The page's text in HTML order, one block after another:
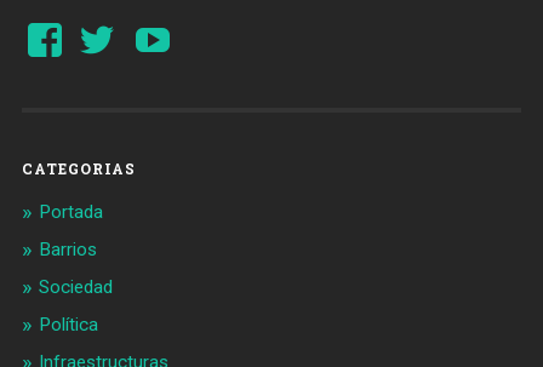
Ver
perfil
Ver
perfil
CATEGORIAS
Portada
Barrios
Sociedad
Política
Infraestructuras